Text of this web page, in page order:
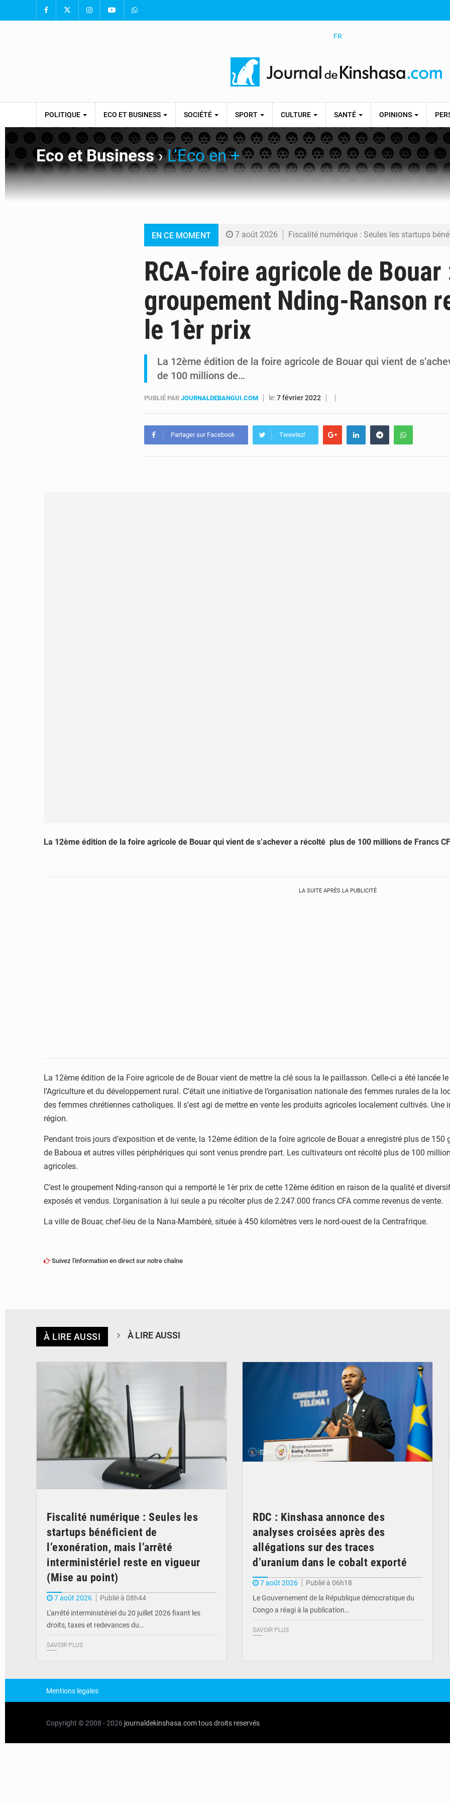
FR
POLITIQUE ECO ET BUSINESS SOCIÉTÉ SPORT CULTURE SANTÉ OPINIONS
Eco et Business›L’Eco en +
EN CE MOMENT 7 août 2026 Fiscalité numérique : Seules les startups bénéficient de l’exonération, mais l’arrêté
6 août 2026 Comment des milliers d’Africains protègent et font fructifier
6 août 2026 RDC : Raïssa Malu lance les préparatifs d’une Table ronde nationale sur
6 août 2026
RCA-foire agricole de Bouar
groupement Nding-Ranson
le 1èr prix
La 12ème édition de la foire agricole de Bouar qui vient de
de 100 millions de…
PUBLIÉ PAR JOURNALDEBANGUI.COM le:7 février 2022
Partager sur Facebook Tweetez!
La 12ème édition de la foire agricole de Bouar qui vient de s’achever a récolté plus de 100 millions de Francs
LA SUITE APRÈS LA PUBLICITÉ
La 12ème édition de la Foire agricole de de Bouar vient de mettre la clé sous la le paillasson. Celle-ci a été lancée
l’Agriculture et du développement rural. C’était une initiative de l’organisation nationale des femmes rurales de la
des femmes chrétiennes catholiques. Il s’est agi de mettre en vente les produits agricoles localement cultivés.
région.
Pendant trois jours d’exposition et de vente, la 12ème édition de la foire agricole de Bouar a enregistré plus de
de Baboua et autres villes périphériques qui sont venus prendre part. Les cultivateurs ont récolté plus de 100
agricoles.
C’est le groupement Nding-ranson qui a remporté le 1èr prix de cette 12ème édition en raison de la qualité et
exposés et vendus. L’organisation à lui seule a pu récolter plus de 2.247.000 francs CFA comme revenus de vente.
La ville de Bouar, chef-lieu de la Nana-Mambéré, située à 450 kilomètres vers le nord-ouest de la Centrafrique.
Suivez l'information en direct sur notre chaîne
À LIRE AUSSI À LIRE AUSSI
Fiscalité numérique : Seules les
startups bénéficient de
l’exonération, mais l’arrêté
interministériel reste en vigueur
(Mise au point)
7 août 2026
Publié à 08h44
L'arrêté interministériel du 20 juillet 2026 fixant les
droits, taxes et redevances du…
SAVOIR PLUS
RDC : Kinshasa annonce des
analyses croisées après des
allégations sur des traces
d’uranium dans le cobalt exporté
7 août 2026
Publié à 06h18
Le Gouvernement de la République démocratique du
Congo a réagi à la publication…
SAVOIR PLUS
Mentions legales
Copyright © 2008 - 2026 journaldekinshasa.comtous droits reservés